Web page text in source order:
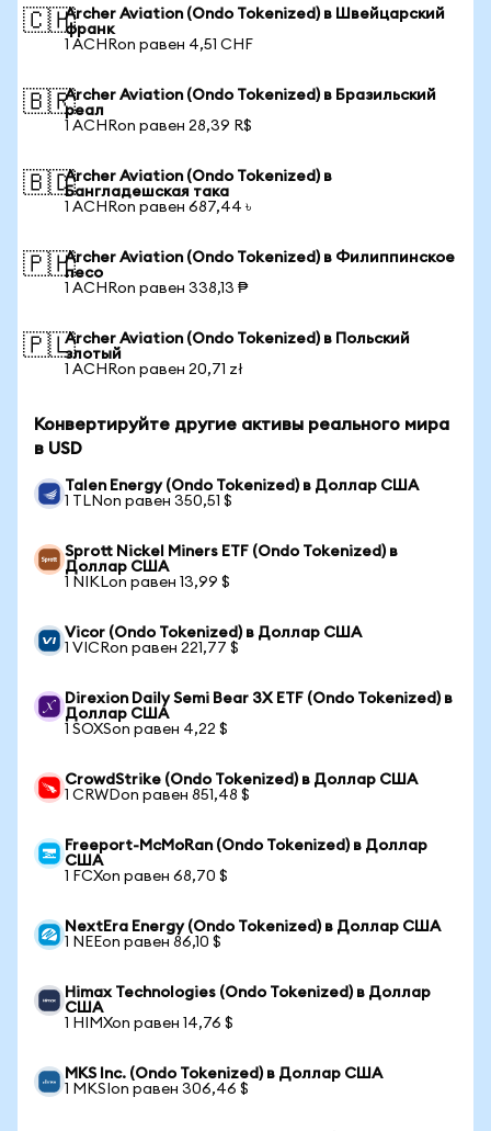
🇨🇭Archer Aviation (Ondo Tokenized) в Швейцарский
франк
1 ACHRon равен 4,51 CHF
🇧🇷Archer Aviation (Ondo Tokenized) в Бразильский
реал
1 ACHRon равен 28,39 R$
🇧🇩Archer Aviation (Ondo Tokenized) в
Бангладешская така
1 ACHRon равен 687,44 ৳
🇵🇭Archer Aviation (Ondo Tokenized) в Филиппинское
песо
1 ACHRon равен 338,13 ₱
🇵🇱Archer Aviation (Ondo Tokenized) в Польский
злотый
1 ACHRon равен 20,71 zł
Конвертируйте другие активы реального мира
в USD
Talen Energy (Ondo Tokenized) в Доллар США
1 TLNon равен 350,51 $
Sprott Nickel Miners ETF (Ondo Tokenized) в
Доллар США
1 NIKLon равен 13,99 $
Vicor (Ondo Tokenized) в Доллар США
1 VICRon равен 221,77 $
Direxion Daily Semi Bear 3X ETF (Ondo Tokenized) в
Доллар США
1 SOXSon равен 4,22 $
CrowdStrike (Ondo Tokenized) в Доллар США
1 CRWDon равен 851,48 $
Freeport-McMoRan (Ondo Tokenized) в Доллар
США
1 FCXon равен 68,70 $
NextEra Energy (Ondo Tokenized) в Доллар США
1 NEEon равен 86,10 $
Himax Technologies (Ondo Tokenized) в Доллар
США
1 HIMXon равен 14,76 $
MKS Inc. (Ondo Tokenized) в Доллар США
1 MKSIon равен 306,46 $